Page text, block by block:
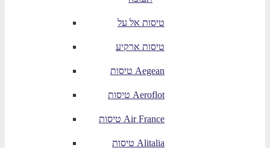
טיסות אל על
טיסות ארקיע
טיסות Aegean
טיסות Aeroflot
טיסות Air France
טיסות Alitalia